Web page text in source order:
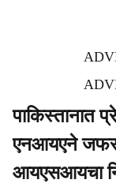
पाकिस्तानात
एनआयएने जफर
आयएसआयचा